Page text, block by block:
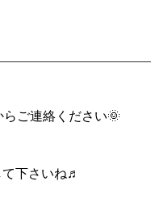
ご連絡ください🌞
下さいね♬